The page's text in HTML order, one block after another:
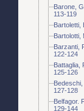
Barone,
113-119
Bartoletti,
Bartolotti,
Barzanti,
122-124
Battaglia,
125-126
127-128
Belfagor.
129-144